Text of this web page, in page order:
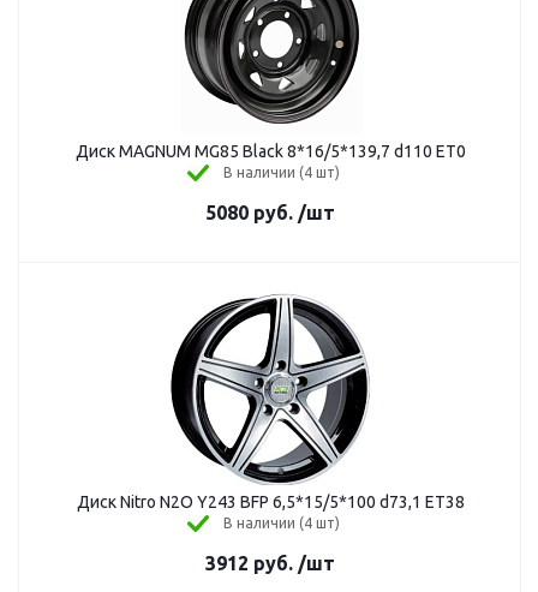
Диск MAGNUM MG85 Black 8*16/5*139,7 d110 ЕТ0
В наличии (4 шт)
5080 руб. /шт
Диск Nitro N2O Y243 BFP 6,5*15/5*100 d73,1 ЕТ38
В наличии (4 шт)
3912 руб. /шт